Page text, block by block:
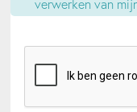
verwerken van